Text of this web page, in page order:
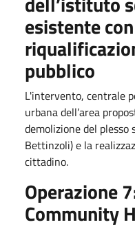
esistente
pubblico
L'intervento, centrale
urbana dell’area
demolizione del plesso
Bettinzoli) e la
cittadino.
Operazione
Community